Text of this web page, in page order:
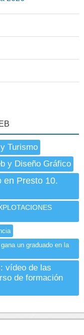
Turismo
y Diseño Gráfico
en Presto 10.
un graduado en la
vídeo de las
de formación